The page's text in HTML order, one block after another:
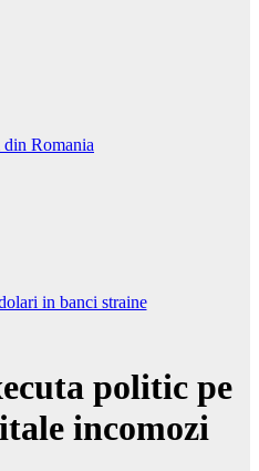
Romania
politic pe
incomozi